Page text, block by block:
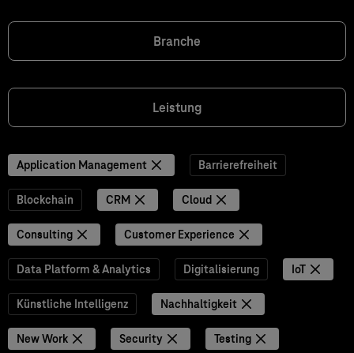
Branche
Leistung
Application Management Barrierefreiheit
Blockchain CRM Cloud
Consulting Customer Experience
Data Platform & Analytics Digitalisierung IoT
Künstliche Intelligenz Nachhaltigkeit
New Work Security Testing